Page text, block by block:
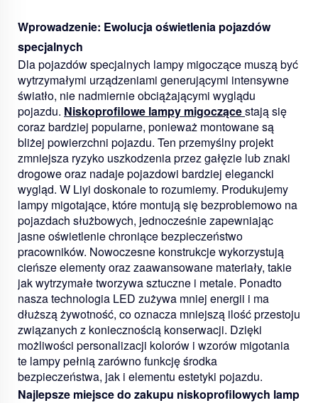
Wprowadzenie: Ewolucja oświetlenia pojazdów
specjalnych
Dla pojazdów specjalnych lampy migoczące muszą być
wytrzymałymi urządzeniami generującymi intensywne
światło, nie nadmiernie obciążającymi wyglądu
pojazdu. Niskoprofilowe lampy migoczącestają się
coraz bardziej popularne, ponieważ montowane są
bliżej powierzchni pojazdu. Ten przemyślny projekt
zmniejsza ryzyko uszkodzenia przez gałęzie lub znaki
drogowe oraz nadaje pojazdowi bardziej elegancki
wygląd. W Liyi doskonale to rozumiemy. Produkujemy
lampy migotające, które montują się bezproblemowo na
pojazdach służbowych, jednocześnie zapewniając
jasne oświetlenie chroniące bezpieczeństwo
pracowników. Nowoczesne konstrukcje wykorzystują
cieńsze elementy oraz zaawansowane materiały, takie
jak wytrzymałe tworzywa sztuczne i metale. Ponadto
nasza technologia LED zużywa mniej energii i ma
dłuższą żywotność, co oznacza mniejszą ilość przestoju
związanych z koniecznością konserwacji. Dzięki
możliwości personalizacji kolorów i wzorów migotania
te lampy pełnią zarówno funkcję środka
bezpieczeństwa, jak i elementu estetyki pojazdu.
Najlepsze miejsce do zakupu niskoprofilowych lamp